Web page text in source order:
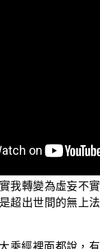
人成佛的核心道
要把無我轉變為
我轉變為虛妄不
超出世間的無上
乘經裡面都說，